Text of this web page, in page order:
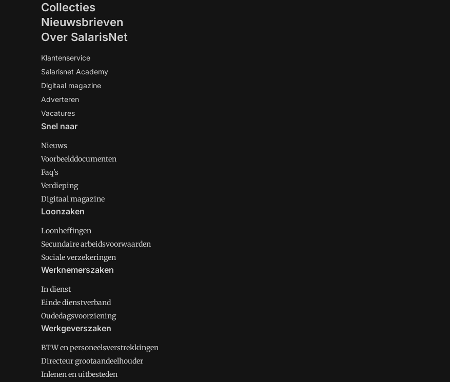
Collecties
Nieuwsbrieven
Over SalarisNet
Klantenservice
Salarisnet Academy
Digitaal magazine
Adverteren
Vacatures
Snel naar
Nieuws
Voorbeelddocumenten
Faq's
Verdieping
Digitaal magazine
Loonzaken
Loonheffingen
Secundaire arbeidsvoorwaarden
Sociale verzekeringen
Werknemerszaken
In dienst
Einde dienstverband
Oudedagsvoorziening
Werkgeverszaken
BTW en personeelsverstrekkingen
Directeur grootaandeelhouder
Inlenen en uitbesteden